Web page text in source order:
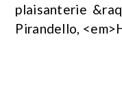
plaisanterie
Pirandello,